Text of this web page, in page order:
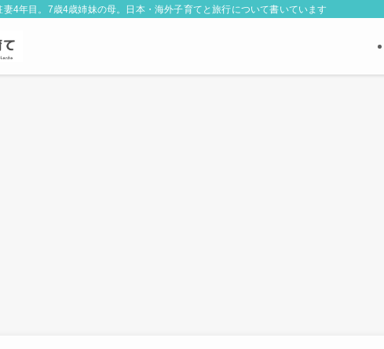
4年目。7歳4歳姉妹の母。日本・海外子育てと旅行について書いています